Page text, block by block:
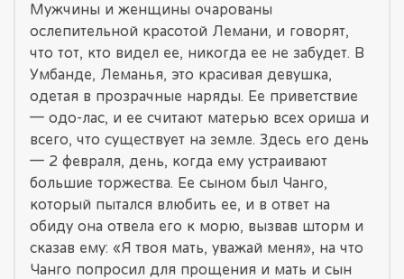
Мужчины и женщины очарованы
ослепительной красотой Лемани, и говорят,
что тот, кто видел ее, никогда ее не забудет. В
Умбанде, Леманья, это красивая девушка,
одетая в прозрачные наряды. Ее приветствие
— одо-лас, и ее считают матерью всех ориша и
всего, что существует на земле. Здесь его день
— 2 февраля, день, когда ему устраивают
большие торжества. Ее сыном был Чанго,
который пытался влюбить ее, и в ответ на
обиду она отвела его к морю, вызвав шторм и
сказав ему: «Я твоя мать, уважай меня», на что
Чанго попросил для прощения и мать и сын